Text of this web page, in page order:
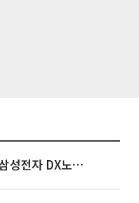
3445억 자사주 지급 마쳤는데...삼성전자 DX노조, 뒤늦은 '떼쓰기 집회'